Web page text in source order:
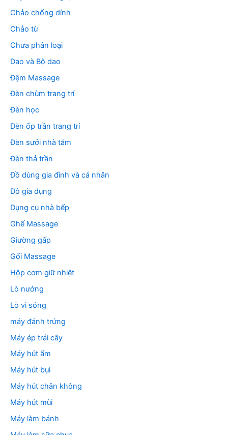
Chảo chống dính
Chảo từ
Chưa phân loại
Dao và Bộ dao
Đệm Massage
Đèn chùm trang trí
Đèn học
Đèn ốp trần trang trí
Đèn sưởi nhà tắm
Đèn thả trần
Đồ dùng gia đình và cá nhân
Đồ gia dụng
Dụng cụ nhà bếp
Ghế Massage
Giường gấp
Gối Massage
Hộp cơm giữ nhiệt
Lò nướng
Lò vi sóng
máy đánh trứng
Máy ép trái cây
Máy hút ẩm
Máy hút bụi
Máy hút chân không
Máy hút mùi
Máy làm bánh